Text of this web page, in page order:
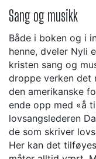
Sang og musikk
Både i boken og i
henne, dveler Nyli
kristen sang og
droppe verken det
den amerikanske
ende opp med «å
lovsangslederen
de som skriver
Her kan det